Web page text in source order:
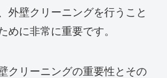
外壁クリーニングを行うこと
めに非常に重要です。
クリーニングの重要性とその